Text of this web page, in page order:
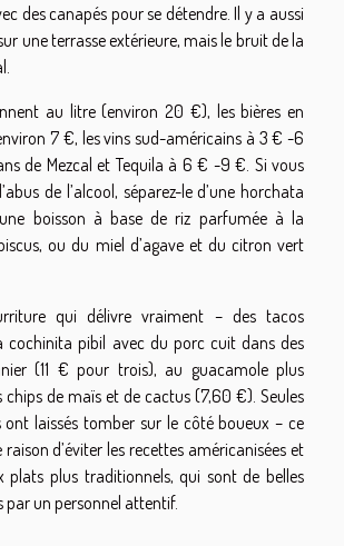
des canapés pour se détendre. Il y a aussi
une terrasse extérieure, mais le bruit de la
au litre (environ 20 €), les bières en
7 €, les vins sud-américains à 3 € -6
de Mezcal et Tequila à 6 € -9 €. Si vous
de l’alcool, séparez-le d’une horchata
boisson à base de riz parfumée à la
ou du miel d’agave et du citron vert
qui délivre vraiment – des tacos
cochinita pibil avec du porc cuit dans des
(11 € pour trois), au guacamole plus
chips de maïs et de cactus (7,60 €). Seules
ont laissés tomber sur le côté boueux – ce
d’éviter les recettes américanisées et
plats plus traditionnels, qui sont de belles
par un personnel attentif.